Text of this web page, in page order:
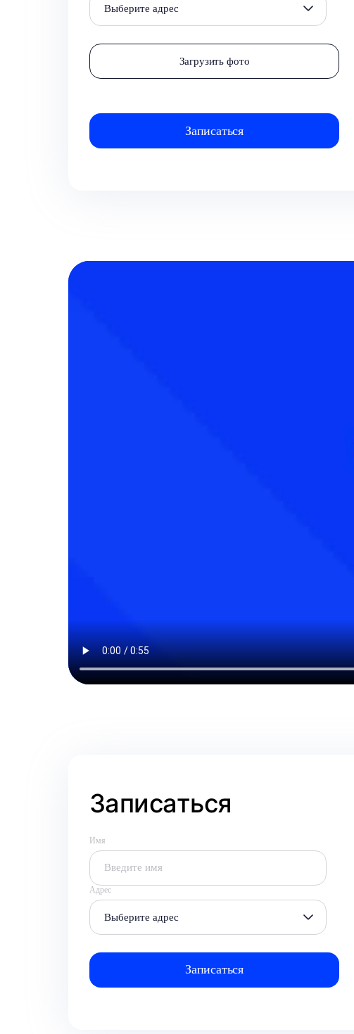
Выберите адрес
Загрузить фото
Записаться
Имя
Адрес
Выберите адрес